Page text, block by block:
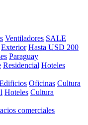
Ventiladores SALE
Exterior Hasta USD 200
Paraguay
Residencial Hoteles
Oficinas Cultura
Hoteles Cultura
comerciales